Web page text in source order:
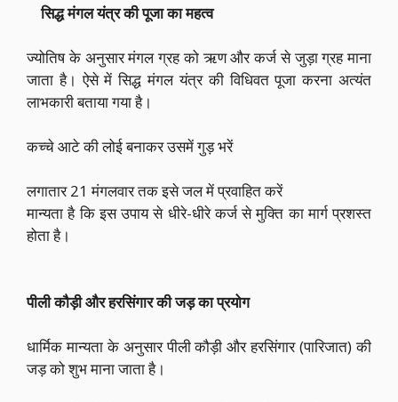
सिद्ध मंगल यंत्र की पूजा का महत्व
ज्योतिष के अनुसार मंगल ग्रह को ऋण और कर्ज से जुड़ा ग्रह माना
जाता है। ऐसे में सिद्ध मंगल यंत्र की विधिवत पूजा करना अत्यंत
लाभकारी बताया गया है।
कच्चे आटे की लोई बनाकर उसमें गुड़ भरें
लगातार 21 मंगलवार तक इसे जल में प्रवाहित करें
मान्यता है कि इस उपाय से धीरे-धीरे कर्ज से मुक्ति का मार्ग प्रशस्त
होता है।
पीली कौड़ी और हरसिंगार की जड़ का प्रयोग
धार्मिक मान्यता के अनुसार पीली कौड़ी और हरसिंगार (पारिजात) की
जड़ को शुभ माना जाता है।